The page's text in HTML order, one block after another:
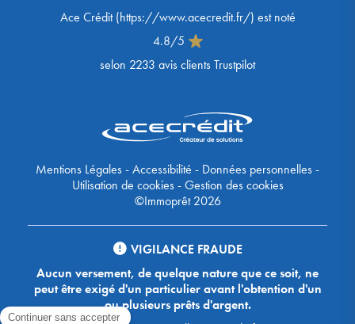
Ace Crédit(https://www.acecredit.fr/) est noté
4.8/5
selon 2233 avis clients Trustpilot
Mentions Légales-Accessibilité - Données personnelles-
Utilisation de cookies-Gestion des cookies
©Immoprêt 2026
VIGILANCE FRAUDE
Aucun versement, de quelque nature que ce soit, ne
peut être exigé d'un particulier avant l'obtention d'un
ou plusieurs prêts d'argent.